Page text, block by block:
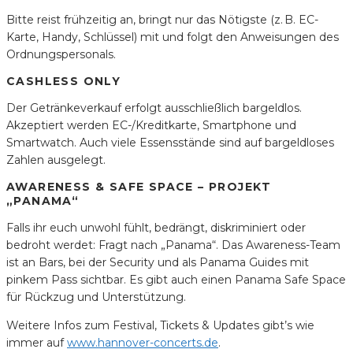
Bitte reist frühzeitig an, bringt nur das Nötigste (z. B. EC-
Karte, Handy, Schlüssel) mit und folgt den Anweisungen des
Ordnungspersonals.
CASHLESS ONLY
Der Getränkeverkauf erfolgt ausschließlich bargeldlos.
Akzeptiert werden EC-/Kreditkarte, Smartphone und
Smartwatch. Auch viele Essensstände sind auf bargeldloses
Zahlen ausgelegt.
AWARENESS & SAFE SPACE – PROJEKT
„PANAMA“
Falls ihr euch unwohl fühlt, bedrängt, diskriminiert oder
bedroht werdet: Fragt nach „Panama“. Das Awareness-Team
ist an Bars, bei der Security und als Panama Guides mit
pinkem Pass sichtbar. Es gibt auch einen Panama Safe Space
für Rückzug und Unterstützung.
Weitere Infos zum Festival, Tickets & Updates gibt’s wie
immer aufwww.hannover-concerts.de.